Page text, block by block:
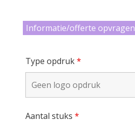
Informatie/offerte opvragen
Type opdruk*
Aantal stuks *